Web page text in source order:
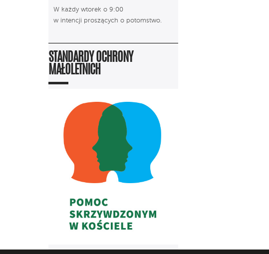
W każdy wtorek o 9:00
w intencji proszących o potomstwo.
STANDARDY OCHRONY
MAŁOLETNICH